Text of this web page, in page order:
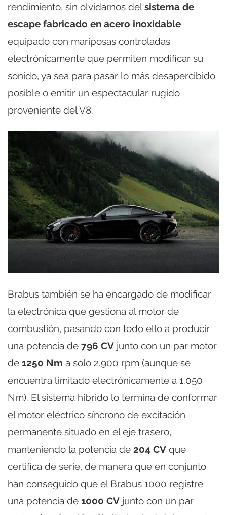
rendimiento, sin olvidarnos delsistema de
escape fabricado en acero inoxidable
equipado con mariposas controladas
electrónicamente que permiten modificar su
sonido, ya sea para pasar lo más desapercibido
posible o emitir un espectacular rugido
proveniente del V8.
Brabus también se ha encargado de modificar
la electrónica que gestiona al motor de
combustión, pasando con todo ello a producir
una potencia de 796 CV junto con un par motor
de 1250 Nm a solo 2.900 rpm (aunque se
encuentra limitado electrónicamente a 1.050
Nm). El sistema híbrido lo termina de conformar
el motor eléctrico síncrono de excitación
permanente situado en el eje trasero,
manteniendo la potencia de 204 CV que
certifica de serie, de manera que en conjunto
han conseguido que el Brabus 1000 registre
una potencia de 1000 CV junto con un par